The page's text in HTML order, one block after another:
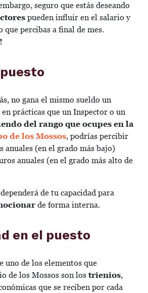
seguro que estás deseando
pueden influir en el salario y
percibas a final de mes.
no gana el mismo sueldo un
en prácticas que un Inspector o un
del rango que ocupes en la
de los Mossos, podrías percibir
anuales (en el grado más bajo)
anuales (en el grado más alto de
de tu capacidad para
de forma interna.
en el puesto
uno de los elementos que
de los Mossos son los trienios,
que se reciben por cada